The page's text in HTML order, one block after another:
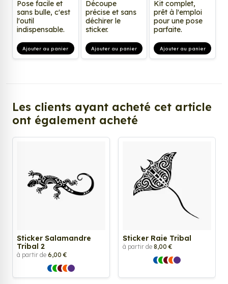
Pose facile et
sans bulle, c'est
l'outil
indispensable.
Ajouter au panier
Découpe
précise et sans
déchirer le
sticker.
Ajouter au panier
Kit complet,
prêt à l'emploi
pour une pose
parfaite.
Ajouter au panier
Les clients ayant acheté cet article
ont également acheté
Sticker Salamandre
Tribal 2
à partir de 6,00 €
Sticker Raie Tribal
à partir de 8,00 €